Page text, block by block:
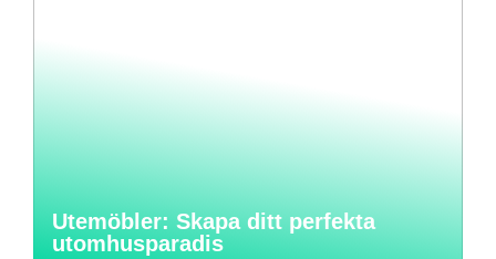
Utemöbler: Skapa ditt perfekta
utomhusparadis